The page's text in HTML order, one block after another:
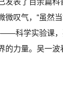
表了百余篇科
叹气，“虽然
——科学实验课
的力量。吴一波